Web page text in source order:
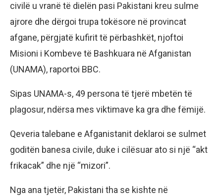
civilë u vranë të dielën pasi Pakistani kreu sulme
ajrore dhe dërgoi trupa tokësore në provincat
afgane, përgjatë kufirit të përbashkët, njoftoi
Misioni i Kombeve të Bashkuara në Afganistan
(UNAMA), raportoi BBC.
Sipas UNAMA-s, 49 persona të tjerë mbetën të
plagosur, ndërsa mes viktimave ka gra dhe fëmijë.
Qeveria talebane e Afganistanit deklaroi se sulmet
goditën banesa civile, duke i cilësuar ato si një “akt
frikacak” dhe një “mizori”.
Nga ana tjetër, Pakistani tha se kishte në